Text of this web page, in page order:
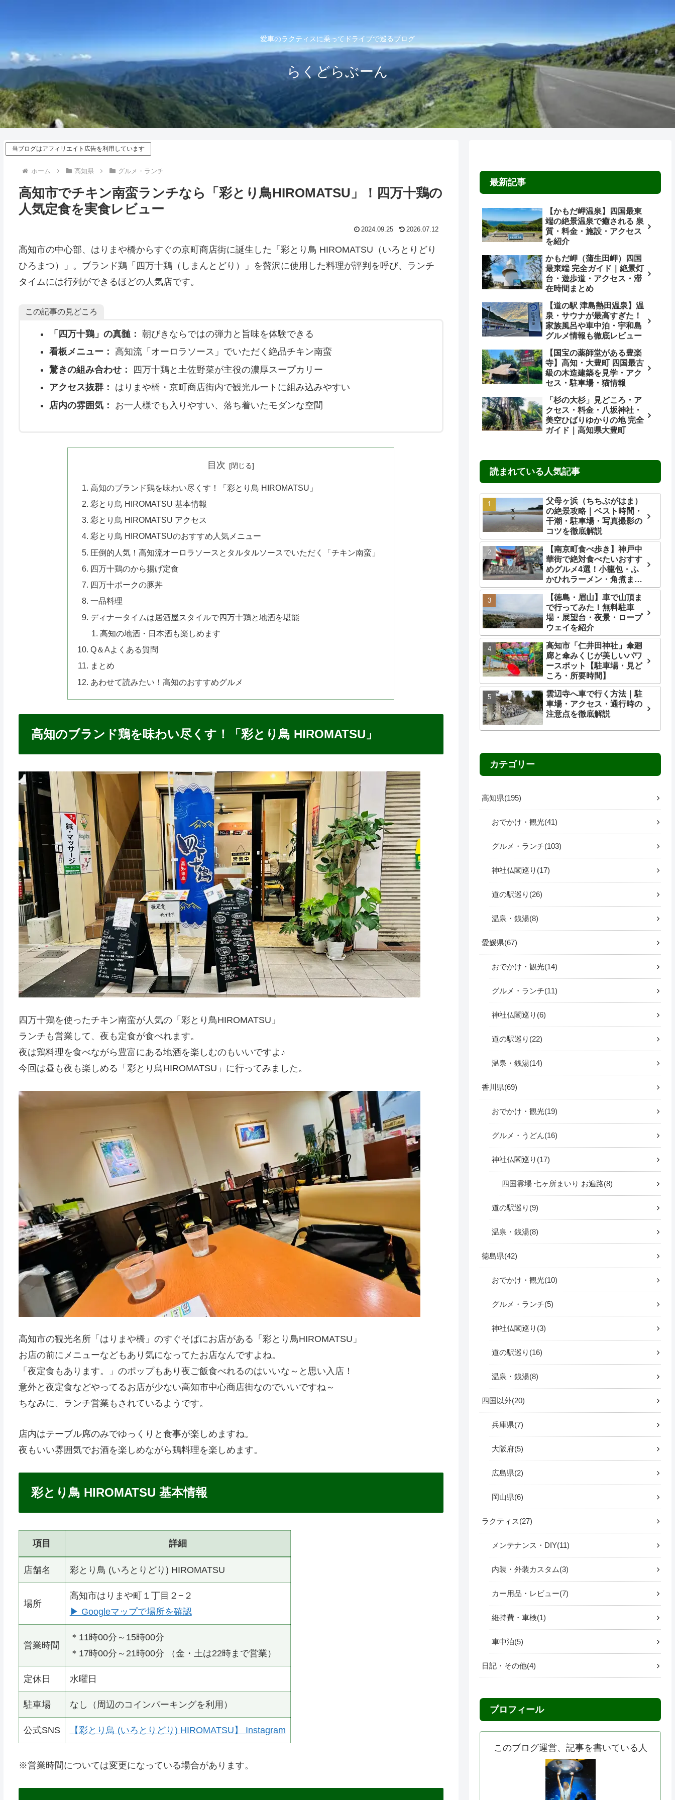
愛車のラクティスに乗ってドライブで巡るブログ
らくどらぶーん
当ブログはアフィリエイト広告を利用しています
ホーム 高知県 グルメ・ランチ
高知市でチキン南蛮ランチなら「彩とり鳥HIROMATSU」！四万十鶏の
人気定食を実食レビュー
2024.09.25 2026.07.12
高知市の中心部、はりまや橋からすぐの京町商店街に誕生した「彩とり鳥 HIROMATSU（いろとりどり
ひろまつ）」。ブランド鶏「四万十鶏（しまんとどり）」を贅沢に使用した料理が評判を呼び、ランチ
タイムには行列ができるほどの人気店です。
この記事の見どころ
「四万十鶏」の真髄： 朝びきならではの弾力と旨味を体験できる
看板メニュー：
高知流「オーロラソース」でいただく絶品チキン南蛮
驚きの組み合わせ：
四万十鶏と土佐野菜が主役の濃厚スープカリー
アクセス抜群：
はりまや橋・京町商店街内で観光ルートに組み込みやすい
店内の雰囲気：
お一人様でも入りやすい、落ち着いたモダンな空間
目次
高知のブランド鶏を味わい尽くす！「彩とり鳥 HIROMATSU」
彩とり鳥 HIROMATSU 基本情報
彩とり鳥 HIROMATSU アクセス
彩とり鳥 HIROMATSUのおすすめ人気メニュー
圧倒的人気！高知流オーロラソースとタルタルソースでいただく「チキン南蛮」
四万十鶏のから揚げ定食
四万十ポークの豚丼
一品料理
ディナータイムは居酒屋スタイルで四万十鶏と地酒を堪能
高知の地酒・日本酒も楽しめます
Q＆Aよくある質問
まとめ
あわせて読みたい！高知のおすすめグルメ
高知のブランド鶏を味わい尽くす！「彩とり鳥 HIROMATSU」
四万十鶏を使ったチキン南蛮が人気の「彩とり鳥HIROMATSU」
ランチも営業して、夜も定食が食べれます。
夜は鶏料理を食べながら豊富にある地酒を楽しむのもいいですよ♪
今回は昼も夜も楽しめる「彩とり鳥HIROMATSU」に行ってみました。
高知市の観光名所「はりまや橋」のすぐそばにお店がある「彩とり鳥HIROMATSU」
お店の前にメニューなどもあり気になってたお店なんですよね。
「夜定食もあります。」のポップもあり夜ご飯食べれるのはいいな～と思い入店！
意外と夜定食などやってるお店が少ない高知市中心商店街なのでいいですね～
ちなみに、ランチ営業もされているようです。
店内はテーブル席のみでゆっくりと食事が楽しめますね。
夜もいい雰囲気でお酒を楽しめながら鶏料理を楽しめます。
彩とり鳥 HIROMATSU 基本情報
項目 詳細
店舗名 彩とり鳥 (いろとりどり) HIROMATSU
場所
高知市はりまや町１丁目２−２
▶ Googleマップで場所を確認
営業時間
＊11時00分～15時00分
＊17時00分～21時00分 （金・土は22時まで営業）
定休日 水曜日
駐車場 なし（周辺のコインパーキングを利用）
公式SNS 【彩とり鳥 (いろとりどり) HIROMATSU】 Instagram
※営業時間については変更になっている場合があります。
最新記事
【かもだ岬温泉】四国最東
端の絶景温泉で癒される 泉
質・料金・施設・アクセス
を紹介
かもだ岬（蒲生田岬）四国
最東端 完全ガイド｜絶景灯
台・遊歩道・アクセス・滞
在時間まとめ
【道の駅 津島熱田温泉】温
泉・サウナが最高すぎた！
家族風呂や車中泊・宇和島
グルメ情報も徹底レビュー
【国宝の薬師堂がある豊楽
寺】高知・大豊町 四国最古
級の木造建築を見学・アク
セス・駐車場・猫情報
「杉の大杉」見どころ・ア
クセス・料金・八坂神社・
美空ひばりゆかりの地 完全
ガイド｜高知県大豊町
読まれている人気記事
父母ヶ浜（ちちぶがはま）
の絶景攻略｜ベスト時間・
干潮・駐車場・写真撮影の
コツを徹底解説
【南京町食べ歩き】神戸中
華街で絶対食べたいおすす
めグルメ4選！小籠包・ふ
かひれラーメン・角煮ま
ん・ごま団子を実食レビュ
ー
【徳島・眉山】車で山頂ま
で行ってみた！無料駐車
場・展望台・夜景・ロープ
ウェイを紹介
高知市「仁井田神社」傘廻
廊と傘みくじが美しいパワ
ースポット【駐車場・見ど
ころ・所要時間】
雲辺寺へ車で行く方法｜駐
車場・アクセス・通行時の
注意点を徹底解説
カテゴリー
高知県 195
おでかけ・観光 41
グルメ・ランチ 103
神社仏閣巡り 17
道の駅巡り 26
温泉・銭湯 8
愛媛県 67
おでかけ・観光 14
グルメ・ランチ 11
神社仏閣巡り 6
道の駅巡り 22
温泉・銭湯 14
香川県 69
おでかけ・観光 19
グルメ・うどん 16
神社仏閣巡り 17
四国霊場 七ヶ所まいり お遍路 8
道の駅巡り 9
温泉・銭湯 8
徳島県 42
おでかけ・観光 10
グルメ・ランチ 5
神社仏閣巡り 3
道の駅巡り 16
温泉・銭湯 8
四国以外 20
兵庫県 7
大阪府 5
広島県 2
岡山県 6
ラクティス 27
メンテナンス・DIY 11
内装・外装カスタム 3
カー用品・レビュー 7
維持費・車検 1
車中泊 5
日記・その他 4
プロフィール
このブログ運営、記事を書いている人